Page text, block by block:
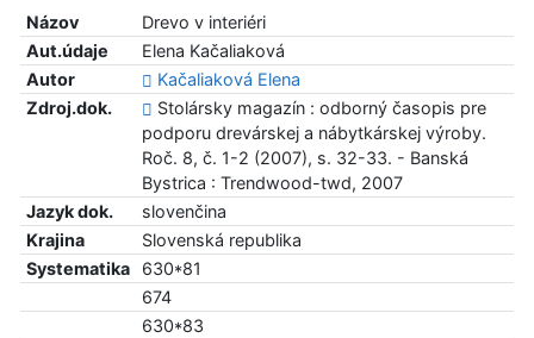
Názov
Drevo v interiéri
Aut.údaje
Elena Kačaliaková
Autor
Kačaliaková Elena
Zdroj.dok.
Stolársky magazín : odborný časopis pre
podporu drevárskej a nábytkárskej výroby.
Roč. 8, č. 1-2 (2007), s. 32-33. - Banská
Bystrica : Trendwood-twd, 2007
Jazyk dok.
slovenčina
Krajina
Slovenská republika
Systematika
630*81
674
630*83